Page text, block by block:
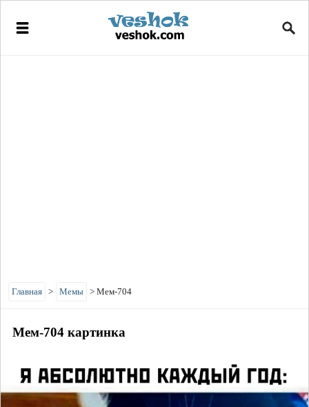
Главная > Мемы > Мем-704
Мем-704 картинка